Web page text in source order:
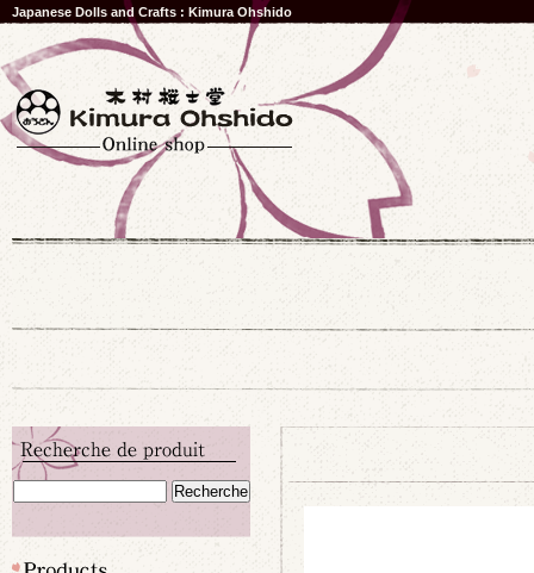
Japanese Dolls and Crafts : Kimura Ohshido